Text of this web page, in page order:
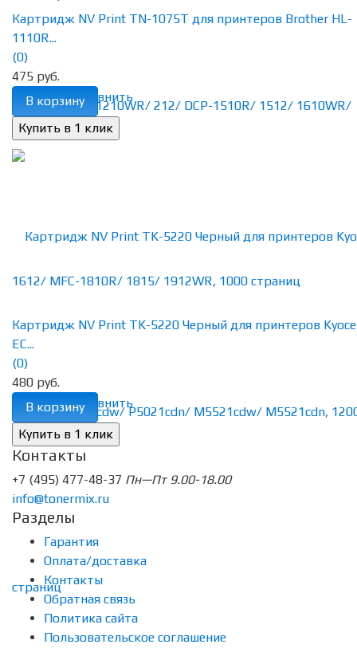
избранное сравнить
Картридж NV Print TN-1075T для принтеров Brother HL-
1110R...
(0)
475 руб.
В корзину
избранное сравнить
Картридж NV Print TK-5220 Черный для принтеров
EC...
(0)
480 руб.
В корзину
Контакты
+7 (495) 477-48-37 Пн—Пт 9.00-18.00
info@tonermix.ru
Разделы
Гарантия
Оплата/доставка
Контакты
Обратная связь
Политика сайта
Пользовательское соглашение